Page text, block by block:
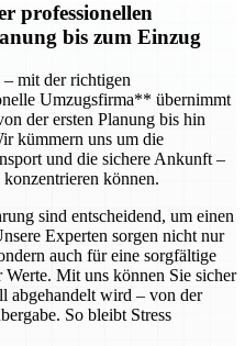
professionellen
bis zum Einzug
mit der richtigen
Umzugsfirma** übernimmt
der ersten Planung bis hin
kümmern uns um die
und die sichere Ankunft –
können.
sind entscheidend, um einen
Experten sorgen nicht nur
auch für eine sorgfältige
Mit uns können Sie sicher
abgehandelt wird – von der
So bleibt Stress